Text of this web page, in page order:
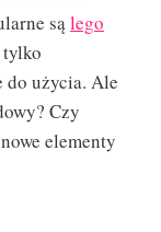
sąlego
do użycia. Ale
Czy
elementy